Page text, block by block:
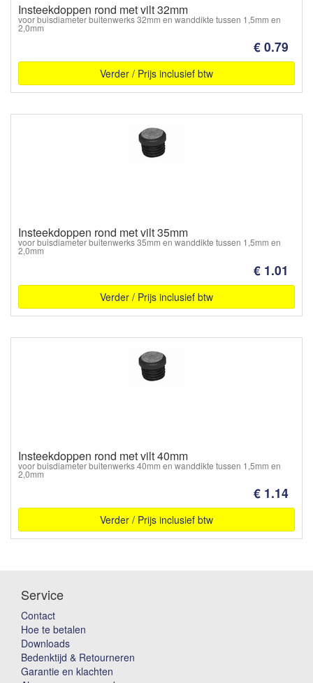
Insteekdoppen rond met vilt 32mm
voor buisdiameter buitenwerks 32mm en wanddikte tussen 1,5mm en
2,0mm
€ 0.79
Verder / Prijs inclusief btw
Insteekdoppen rond met vilt 35mm
voor buisdiameter buitenwerks 35mm en wanddikte tussen 1,5mm en
2,0mm
€ 1.01
Verder / Prijs inclusief btw
Insteekdoppen rond met vilt 40mm
voor buisdiameter buitenwerks 40mm en wanddikte tussen 1,5mm en
2,0mm
€ 1.14
Verder / Prijs inclusief btw
Service
Contact
Hoe te betalen
Downloads
Bedenktijd & Retourneren
Garantie en klachten